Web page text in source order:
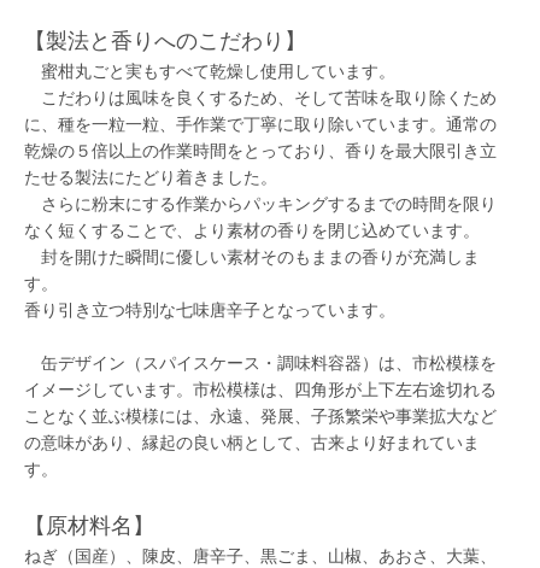
【製法と香りへのこだわり】
蜜柑丸ごと実もすべて乾燥し使用しています。
こだわりは風味を良くするため、そして苦味を取り除くため
に、種を一粒一粒、手作業で丁寧に取り除いています。通常の
乾燥の５倍以上の作業時間をとっており、香りを最大限引き立
たせる製法にたどり着きました。
さらに粉末にする作業からパッキングするまでの時間を限り
なく短くすることで、より素材の香りを閉じ込めています。
封を開けた瞬間に優しい素材そのもままの香りが充満しま
す。
香り引き立つ特別な七味唐辛子となっています。
缶デザイン（スパイスケース・調味料容器）は、市松模様を
イメージしています。市松模様は、四角形が上下左右途切れる
ことなく並ぶ模様には、永遠、発展、子孫繁栄や事業拡大など
の意味があり、縁起の良い柄として、古来より好まれていま
す。
【原材料名】
ねぎ（国産）、陳皮、唐辛子、黒ごま、山椒、あおさ、大葉、